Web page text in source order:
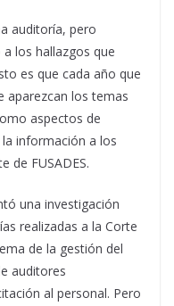
auditoría, pero
los hallazgos que
es que cada año que
aparezcan los temas
aspectos de
información a los
de FUSADES.
una investigación
realizadas a la Corte
de la gestión del
auditores
al personal. Pero